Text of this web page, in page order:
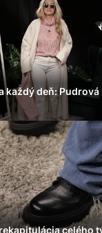
každý deň: Pudrová
celého